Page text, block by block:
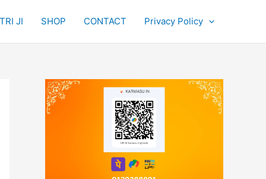
JI SHOP CONTACT Privacy Policy